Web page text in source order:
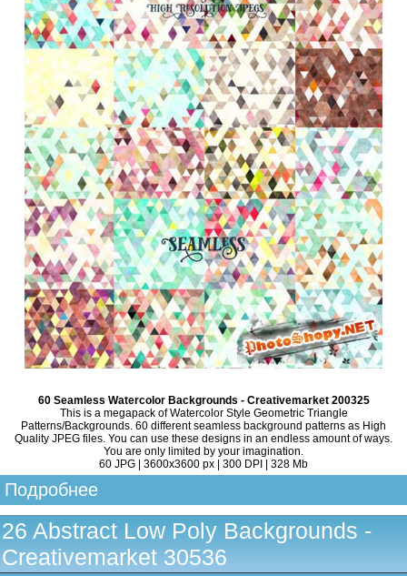
60 Seamless Watercolor Backgrounds - Creativemarket 200325
This is a megapack of Watercolor Style Geometric Triangle
Patterns/Backgrounds. 60 different seamless background patterns as High
Quality JPEG files. You can use these designs in an endless amount of ways.
You are only limited by your imagination.
60 JPG | 3600x3600 px | 300 DPI | 328 Mb
Подробнее
26 Abstract Low Poly Backgrounds -
Creativemarket 30536